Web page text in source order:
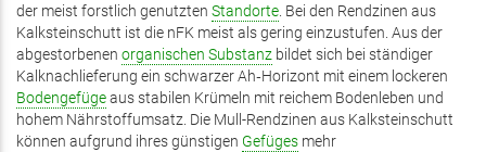
der meist forstlich genutzten Standorte. Bei den Rendzinen aus
Kalksteinschutt ist die nFK meist als gering einzustufen. Aus der
abgestorbenen organischen Substanz bildet sich bei ständiger
Kalknachlieferung ein schwarzer Ah‑Horizont mit einem lockeren
Bodengefügeaus stabilen Krümeln mit reichem Bodenleben und
hohem Nährstoffumsatz. Die Mull-Rendzinen aus Kalksteinschutt
können aufgrund ihres günstigen Gefüges mehr